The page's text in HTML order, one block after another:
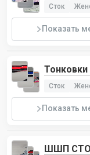
Сток
Показать
Сток
Показать
ШШП